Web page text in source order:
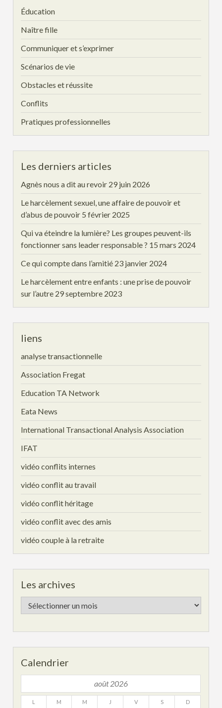
Éducation
Naître fille
Communiquer et s’exprimer
Scénarios de vie
Obstacles et réussite
Conflits
Pratiques professionnelles
Les derniers articles
Agnès nous a dit au revoir 29 juin 2026
Le harcèlement sexuel, une affaire de pouvoir et
d’abus de pouvoir 5 février 2025
Qui va éteindre la lumière? Les groupes peuvent-ils
fonctionner sans leader responsable ? 15 mars 2024
Ce qui compte dans l’amitié 23 janvier 2024
Le harcèlement entre enfants : une prise de pouvoir
sur l’autre 29 septembre 2023
liens
analyse transactionnelle
Association Fregat
Education TA Network
Eata News
International Transactional Analysis Association
IFAT
vidéo conflits internes
vidéo conflit au travail
vidéo conflit héritage
vidéo conflit avec des amis
vidéo couple à la retraite
Les archives
Les
archives
Calendrier
août 2026
L M M J V S D